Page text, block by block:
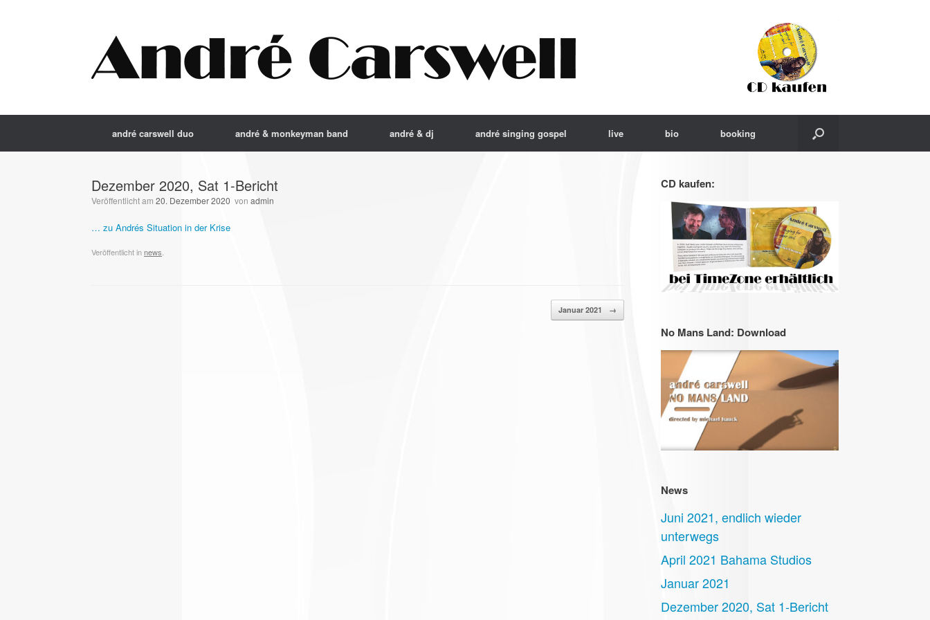
andré carswell duo andré & monkeyman band andré & dj andré singing gospel live bio booking
Dezember 2020, Sat 1-Bericht
Veröffentlicht am 20. Dezember 2020 von admin
… zu Andrés Situation in der Krise
Veröffentlicht innews
Januar 2021 →
CD kaufen:
No Mans Land: Download
News
Juni 2021, endlich wieder
unterwegs
April 2021 Bahama Studios
Januar 2021
Dezember 2020, Sat 1-Bericht